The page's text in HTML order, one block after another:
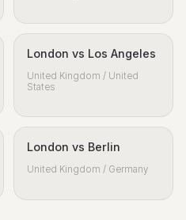
London vs Los Angeles
United Kingdom / United
States
London vs Berlin
United Kingdom / Germany